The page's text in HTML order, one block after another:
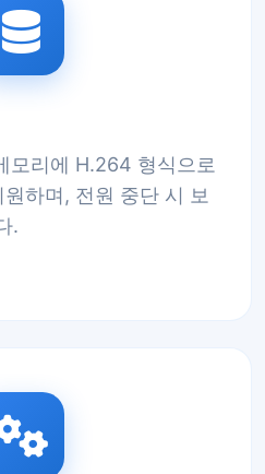
모리에 H.264 형식으로
하며, 전원 중단 시 보
.